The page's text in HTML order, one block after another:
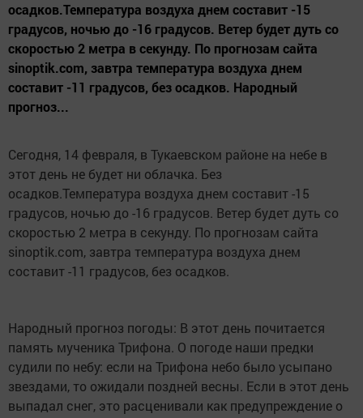
осадков.Температура воздуха днем составит -15
градусов, ночью до -16 градусов. Ветер будет дуть со
скоростью 2 метра в секунду. По прогнозам сайта
sinoptik.com, завтра температура воздуха днем
составит -11 градусов, без осадков. Народный
прогноз...
Сегодня, 14 февраля, в Тукаевском районе на небе в
этот день не будет ни облачка. Без
осадков.Температура воздуха днем составит -15
градусов, ночью до -16 градусов. Ветер будет дуть со
скоростью 2 метра в секунду. По прогнозам сайта
sinoptik.com, завтра температура воздуха днем
составит -11 градусов, без осадков.
Народный прогноз погоды: В этот день почитается
память мученика Трифона. О погоде наши предки
судили по небу: если на Трифона небо было усыпано
звездами, то ожидали поздней весны. Если в этот день
выпадал снег, это расценивали как предупреждение о